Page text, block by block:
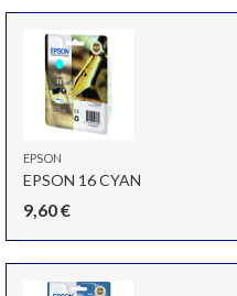
EPSON
EPSON 16 CYAN
9,60€